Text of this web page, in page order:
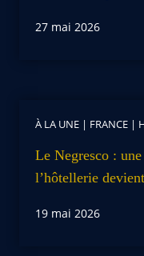
27 mai 2026
À LA UNE | FRANCE |
Le Negresco :
l’hôtellerie
19 mai 2026